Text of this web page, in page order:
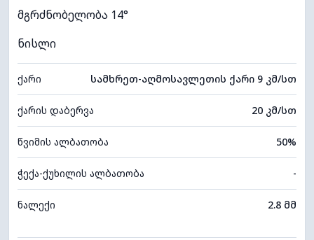
მგრძნობელობა 14°
ნისლი
ქარი სამხრეთ-აღმოსავლეთის ქარი 9 კმ/სთ
ქარის დაბერვა 20 კმ/სთ
წვიმის ალბათობა 50%
ჭექა-ქუხილის ალბათობა -
ნალექი 2.8 მმ